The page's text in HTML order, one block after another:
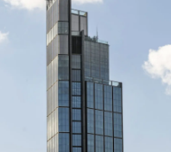
NOVEDADES
A NUESTRA NEWSLETTER.